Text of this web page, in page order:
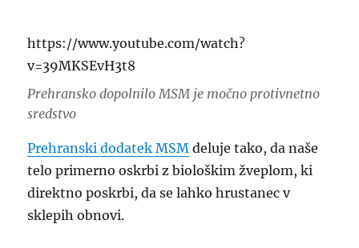
https://www.youtube.com/watch?
v=39MKSEvH3t8
Prehransko dopolnilo MSM je močno protivnetno
sredstvo
Prehranski dodatek MSM deluje tako, da naše
telo primerno oskrbi z biološkim žveplom, ki
direktno poskrbi, da se lahko hrustanec v
sklepih obnovi.